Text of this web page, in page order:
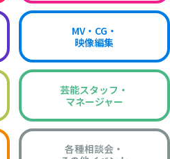
MV・CG・
映像編集
芸能スタッフ・
マネージャー
各種相談会・